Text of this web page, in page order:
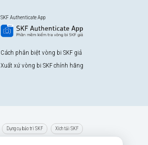
SKF Authenticate App
Cách phân biệt vòng bi SKF giả
Xuất xứ vòng bi SKF chính hãng
Dụng cụ bảo trì SKF Xích tải SKF